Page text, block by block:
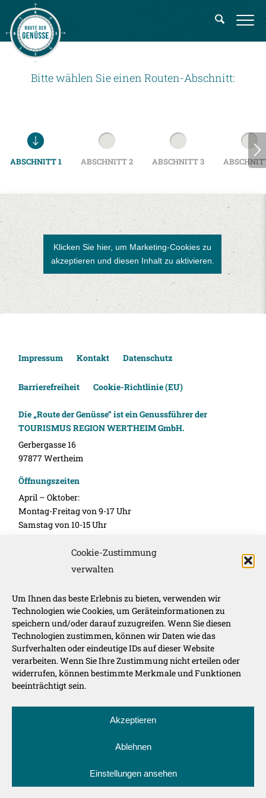
Cookie-Zustimmung
verwalten
Um Ihnen das beste Erlebnis zu bieten, verwenden wir
Technologien wie Cookies, um Geräteinformationen zu
speichern und/oder darauf zuzugreifen. Wenn Sie diesen
Technologien zustimmen, können wir Daten wie das
Surfverhalten oder eindeutige IDs auf dieser Website
verarbeiten. Wenn Sie Ihre Zustimmung nicht erteilen oder
widerrufen, können bestimmte Merkmale und Funktionen
beeinträchtigt sein.
Akzeptieren
Ablehnen
Einstellungen ansehen
Bitte wählen Sie einen Routen-Abschnitt:
ABSCHNITT 1 ABSCHNITT 2 ABSCHNITT 3
Klicken Sie hier, um Marketing-Cookies zu
akzeptieren und diesen Inhalt zu aktivieren.
Impressum Kontakt Datenschutz
Barrierefreiheit Cookie-Richtlinie (EU)
Die „Route der Genüsse“ ist ein Genussführer der
TOURISMUS REGION WERTHEIM GmbH.
Gerbergasse 16
97877 Wertheim
Öffnungszeiten
April – Oktober:
Montag-Freitag von 9-17 Uhr
Samstag von 10-15 Uhr
Montag-Freitag 10-16 Uhr
Route der Genüsse auf: